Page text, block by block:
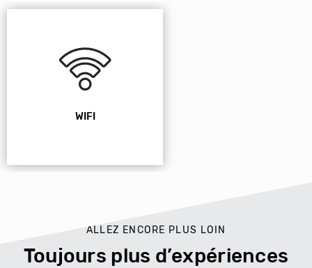
WIFI
ALLEZ ENCORE PLUS LOIN
Toujours plus d’expériences